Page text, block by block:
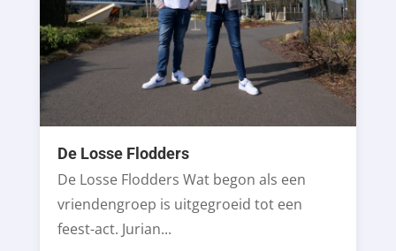
De Losse Flodders
De Losse Flodders Wat begon als een
vriendengroep is uitgegroeid tot een
feest-act. Jurian...